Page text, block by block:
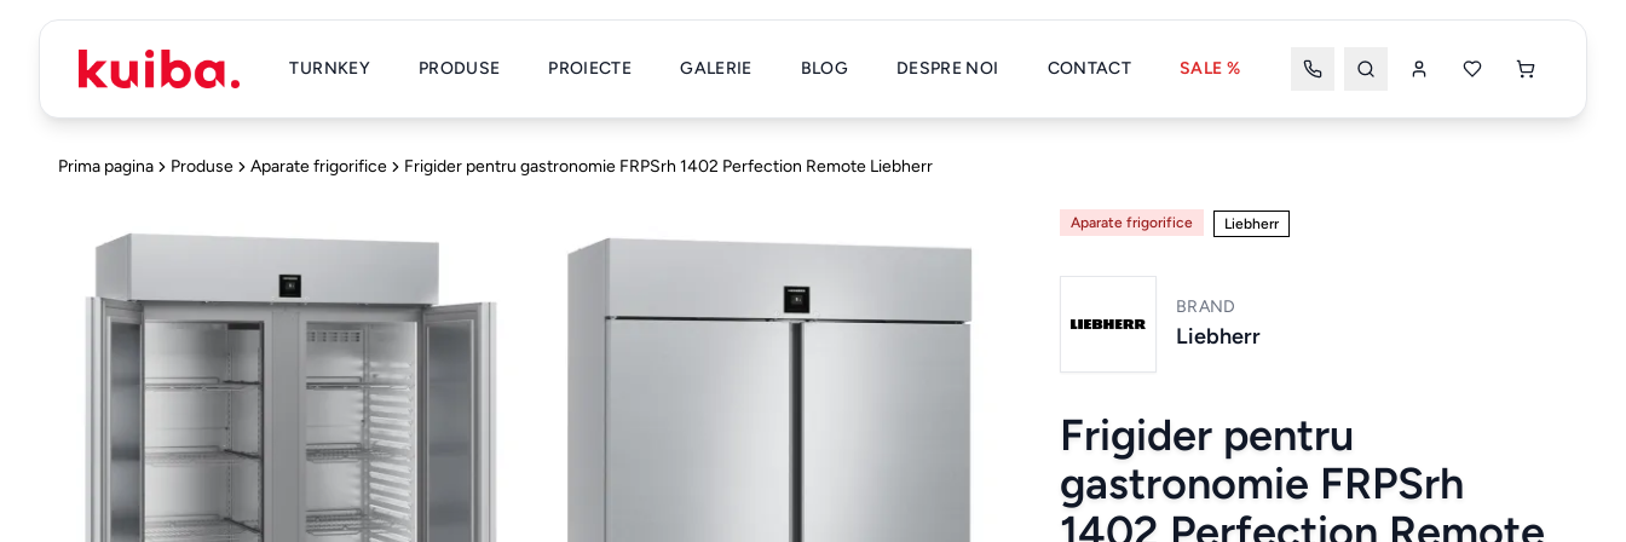
TURNKEY PRODUSE PROIECTE GALERIE BLOG DESPRE NOI CONTACT SALE %
Wishlist
Prima pagina Produse Aparate frigorifice Frigider pentru gastronomie FRPSrh 1402 Perfection Remote Liebherr
Aparate frigorifice Liebherr
BRAND
Liebherr
Frigider pentru
gastronomie FRPSrh